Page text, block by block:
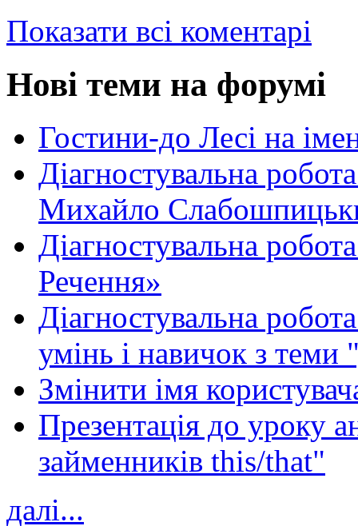
Показати всі коментарі
Нові теми на форумі
Гостини-до Лесі на
Діагностувальна
Михайло
Діагностувальна
Речення»
Діагностувальна
умінь і навичок з теми
Змінити імя
Презентація до уроку
займенників this/that"
далі...